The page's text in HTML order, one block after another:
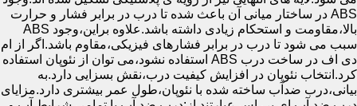
ABS در ساختار میانی آن باعث شده تا درب در برابر فشار و حرارت
بالا،مقاومت و استحکام زیادی داشته باشد.علاوه براین،وجود ABS
سبب می شود تا درب در برابر فشارهای فیزیکی،مقاوم باشد.اگر از ام
دی اف در ساخت درب ABS استفاده نشود،می توان از نئوپان استفاده
کرد.انتخاب نئوپان در افزایش کیفیت درب،نقش بسزایی دارد.به
بیانی،درب ضدآب ساخته شده با نئوپان،طول عمر بیشتری دارد.مزایای